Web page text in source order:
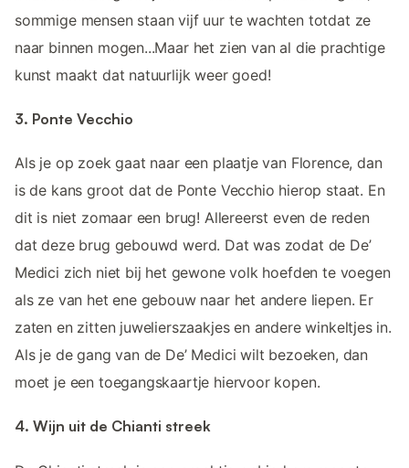
sommige mensen staan vijf uur te wachten totdat ze
naar binnen mogen...Maar het zien van al die prachtige
kunst maakt dat natuurlijk weer goed!
3. Ponte Vecchio
Als je op zoek gaat naar een plaatje van Florence, dan
is de kans groot dat de Ponte Vecchio hierop staat. En
dit is niet zomaar een brug! Allereerst even de reden
dat deze brug gebouwd werd. Dat was zodat de De’
Medici zich niet bij het gewone volk hoefden te voegen
als ze van het ene gebouw naar het andere liepen. Er
zaten en zitten juwelierszaakjes en andere winkeltjes in.
Als je de gang van de De’ Medici wilt bezoeken, dan
moet je een toegangskaartje hiervoor kopen.
4. Wijn uit de Chianti streek